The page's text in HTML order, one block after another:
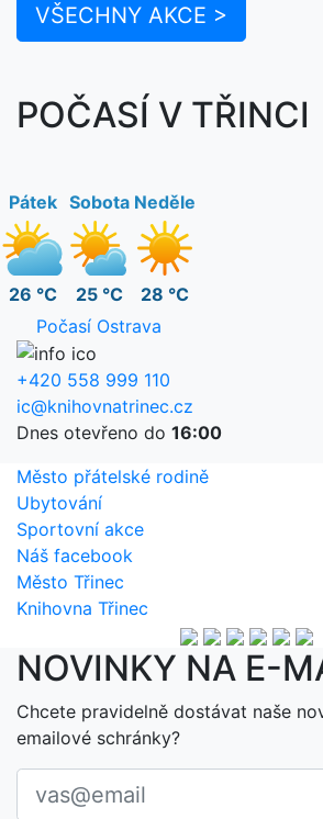
VŠECHNY AKCE >
POČASÍ V TŘINCI
Pátek
26 °C
Sobota
25 °C
Neděle
28 °C
Počasí Ostrava
+420 558 999 110
ic@knihovnatrinec.cz
Dnes otevřeno do 16:00
Město přátelské rodině
Ubytování
Sportovní akce
Náš facebook
Město Třinec
Knihovna Třinec
NOVINKY NA E-
Chcete pravidelně dostávat naše
emailové schránky?